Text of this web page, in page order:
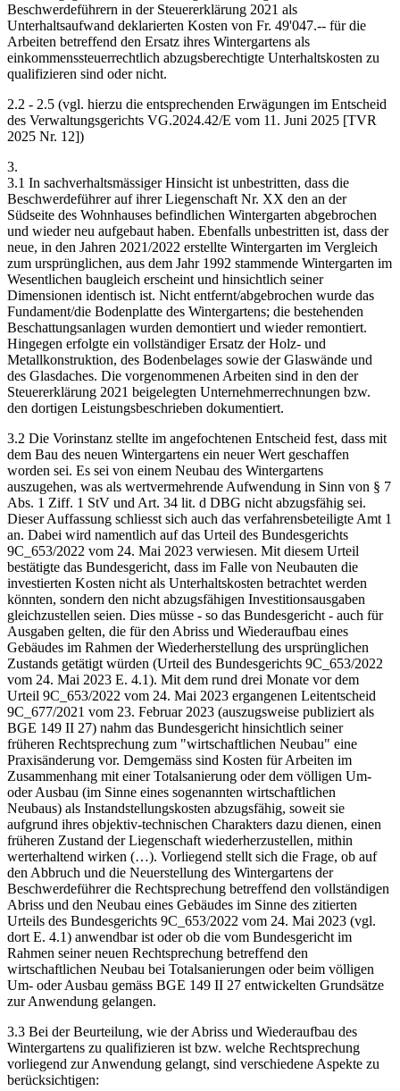
Beschwerdeführern in der Steuererklärung 2021 als
Unterhaltsaufwand deklarierten Kosten von Fr. 49'047.-- für die
Arbeiten betreffend den Ersatz ihres Wintergartens als
einkommenssteuerrechtlich abzugsberechtigte Unterhaltskosten zu
qualifizieren sind oder nicht.
2.2 - 2.5 (vgl. hierzu die entsprechenden Erwägungen im Entscheid
des Verwaltungsgerichts VG.2024.42/E vom 11. Juni 2025 [TVR
2025 Nr. 12])
3.
3.1 In sachverhaltsmässiger Hinsicht ist unbestritten, dass die
Beschwerdeführer auf ihrer Liegenschaft Nr. XX den an der
Südseite des Wohnhauses befindlichen Wintergarten abgebrochen
und wieder neu aufgebaut haben. Ebenfalls unbestritten ist, dass der
neue, in den Jahren 2021/2022 erstellte Wintergarten im Vergleich
zum ursprünglichen, aus dem Jahr 1992 stammende Wintergarten im
Wesentlichen baugleich erscheint und hinsichtlich seiner
Dimensionen identisch ist. Nicht entfernt/abgebrochen wurde das
Fundament/die Bodenplatte des Wintergartens; die bestehenden
Beschattungsanlagen wurden demontiert und wieder remontiert.
Hingegen erfolgte ein vollständiger Ersatz der Holz- und
Metallkonstruktion, des Bodenbelages sowie der Glaswände und
des Glasdaches. Die vorgenommenen Arbeiten sind in den der
Steuererklärung 2021 beigelegten Unternehmerrechnungen bzw.
den dortigen Leistungsbeschrieben dokumentiert.
3.2 Die Vorinstanz stellte im angefochtenen Entscheid fest, dass mit
dem Bau des neuen Wintergartens ein neuer Wert geschaffen
worden sei. Es sei von einem Neubau des Wintergartens
auszugehen, was als wertvermehrende Aufwendung in Sinn von § 7
Abs. 1 Ziff. 1 StV und Art. 34 lit. d DBG nicht abzugsfähig sei.
Dieser Auffassung schliesst sich auch das verfahrensbeteiligte Amt 1
an. Dabei wird namentlich auf das Urteil des Bundesgerichts
9C_653/2022 vom 24. Mai 2023 verwiesen. Mit diesem Urteil
bestätigte das Bundesgericht, dass im Falle von Neubauten die
investierten Kosten nicht als Unterhaltskosten betrachtet werden
könnten, sondern den nicht abzugsfähigen Investitionsausgaben
gleichzustellen seien. Dies müsse - so das Bundesgericht - auch für
Ausgaben gelten, die für den Abriss und Wiederaufbau eines
Gebäudes im Rahmen der Wiederherstellung des ursprünglichen
Zustands getätigt würden (Urteil des Bundesgerichts 9C_653/2022
vom 24. Mai 2023 E. 4.1). Mit dem rund drei Monate vor dem
Urteil 9C_653/2022 vom 24. Mai 2023 ergangenen Leitentscheid
9C_677/2021 vom 23. Februar 2023 (auszugsweise publiziert als
BGE 149 II 27) nahm das Bundesgericht hinsichtlich seiner
früheren Rechtsprechung zum "wirtschaftlichen Neubau" eine
Praxisänderung vor. Demgemäss sind Kosten für Arbeiten im
Zusammenhang mit einer Totalsanierung oder dem völligen Um-
oder Ausbau (im Sinne eines sogenannten wirtschaftlichen
Neubaus) als Instandstellungskosten abzugsfähig, soweit sie
aufgrund ihres objektiv-technischen Charakters dazu dienen, einen
früheren Zustand der Liegenschaft wiederherzustellen, mithin
werterhaltend wirken (…). Vorliegend stellt sich die Frage, ob auf
den Abbruch und die Neuerstellung des Wintergartens der
Beschwerdeführer die Rechtsprechung betreffend den vollständigen
Abriss und den Neubau eines Gebäudes im Sinne des zitierten
Urteils des Bundesgerichts 9C_653/2022 vom 24. Mai 2023 (vgl.
dort E. 4.1) anwendbar ist oder ob die vom Bundesgericht im
Rahmen seiner neuen Rechtsprechung betreffend den
wirtschaftlichen Neubau bei Totalsanierungen oder beim völligen
Um- oder Ausbau gemäss BGE 149 II 27 entwickelten Grundsätze
zur Anwendung gelangen.
3.3 Bei der Beurteilung, wie der Abriss und Wiederaufbau des
Wintergartens zu qualifizieren ist bzw. welche Rechtsprechung
vorliegend zur Anwendung gelangt, sind verschiedene Aspekte zu
berücksichtigen: